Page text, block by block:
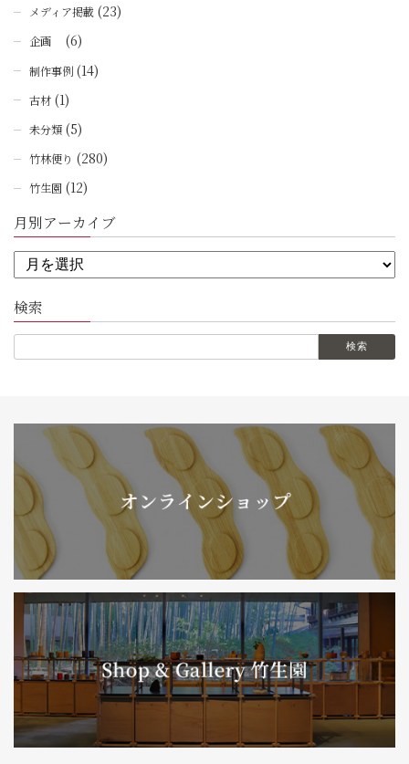
メディア掲載(23)
企画 (6)
制作事例(14)
古材(1)
未分類(5)
竹林便り (280)
竹生園(12)
月別アーカイブ
検索